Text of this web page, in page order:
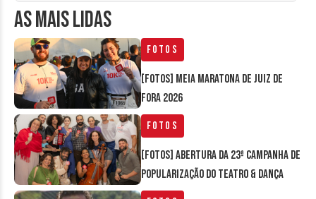
AS MAIS LIDAS
Fotos
[FOTOS] Meia Maratona de Juiz de
Fora 2026
Fotos
[FOTOS] Abertura da 23ª Campanha de
Popularização do Teatro & Dança